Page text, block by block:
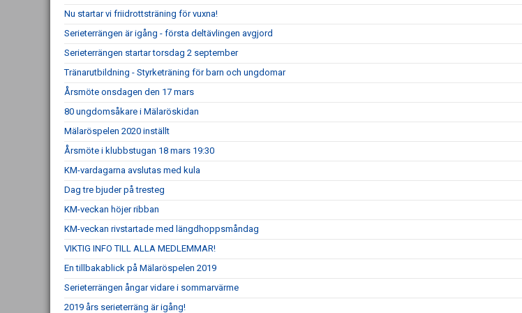
Nu startar vi friidrottsträning för vuxna!
Serieterrängen är igång - första deltävlingen avgjord
Serieterrängen startar torsdag 2 september
Tränarutbildning - Styrketräning för barn och ungdomar
Årsmöte onsdagen den 17 mars
80 ungdomsåkare i Mälaröskidan
Mälaröspelen 2020 inställt
Årsmöte i klubbstugan 18 mars 19:30
KM-vardagarna avslutas med kula
Dag tre bjuder på tresteg
KM-veckan höjer ribban
KM-veckan rivstartade med längdhoppsmåndag
VIKTIG INFO TILL ALLA MEDLEMMAR!
En tillbakablick på Mälaröspelen 2019
Serieterrängen ångar vidare i sommarvärme
2019 års serieterräng är igång!